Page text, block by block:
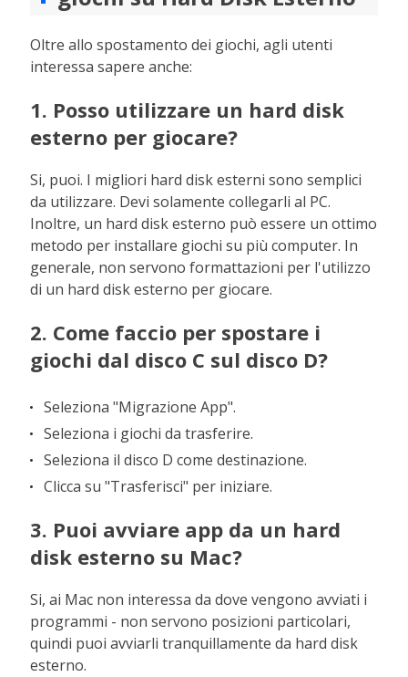
Oltre allo spostamento dei giochi, agli utenti
interessa sapere anche:
1. Posso utilizzare un hard disk
esterno per giocare?
Si, puoi. I migliori hard disk esterni sono semplici
da utilizzare. Devi solamente collegarli al PC.
Inoltre, un hard disk esterno può essere un ottimo
metodo per installare giochi su più computer. In
generale, non servono formattazioni per l'utilizzo
di un hard disk esterno per giocare.
2. Come faccio per spostare i
giochi dal disco C sul disco D?
Seleziona "Migrazione App".
Seleziona i giochi da trasferire.
Seleziona il disco D come destinazione.
Clicca su "Trasferisci" per iniziare.
3. Puoi avviare app da un hard
disk esterno su Mac?
Si, ai Mac non interessa da dove vengono avviati i
programmi - non servono posizioni particolari,
quindi puoi avviarli tranquillamente da hard disk
esterno.